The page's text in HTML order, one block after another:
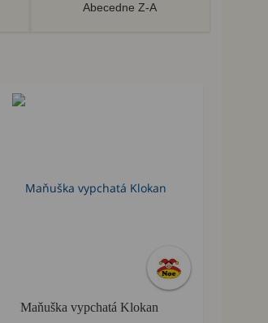
Abecedne Z-A
Maňuška vypchatá Klokan